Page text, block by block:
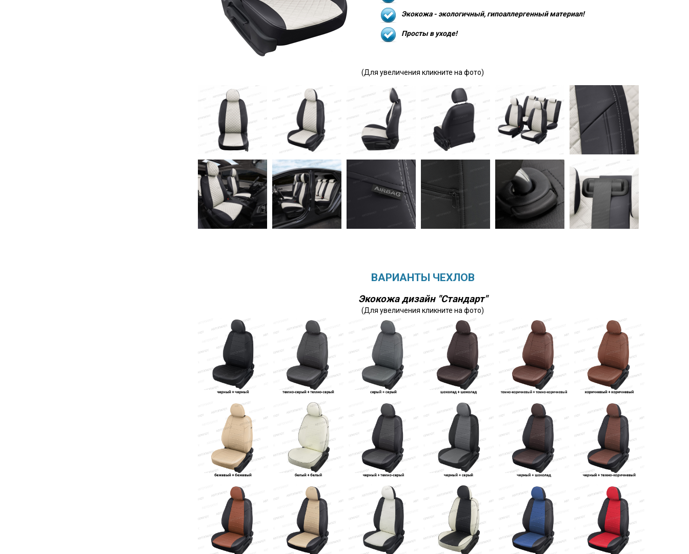
Экокожа - экологичный, гипоаллергенный материал!
Просты в уходе!
(Для увеличения кликните на фото)
ВАРИАНТЫ ЧЕХЛОВ
Экокожа дизайн "Стандарт"
(Для увеличения кликните на фото)